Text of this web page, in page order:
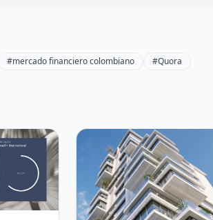
#mercado financiero colombiano #Quora